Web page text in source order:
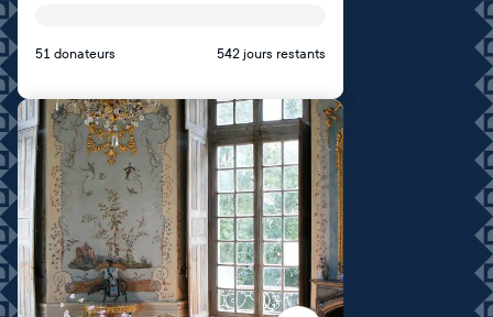
51 donateurs 542 jours restants